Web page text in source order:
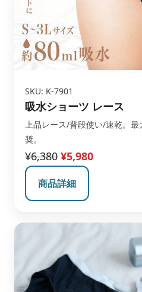
SKU: K-7901
吸水ショーツ レース
上品レース/普段使い/速乾。
奨。
¥6,380 ¥5,980
商品詳細